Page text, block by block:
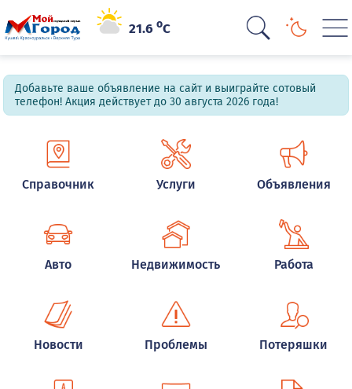
21.6oC
Добавьте ваше объявление на сайт и выиграйте сотовый
телефон! Акция действует до 30 августа 2026 года!
Справочник Услуги Объявления
Авто Недвижимость Работа
Новости Проблемы Потеряшки